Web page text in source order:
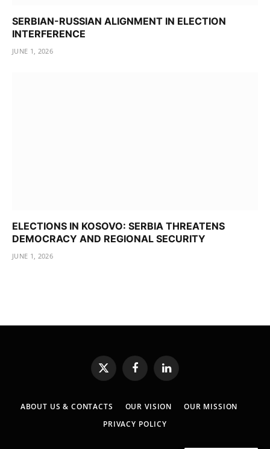
SERBIAN-RUSSIAN ALIGNMENT IN ELECTION
INTERFERENCE
JUNE 1, 2026
ELECTIONS IN KOSOVO: SERBIA THREATENS
DEMOCRACY AND REGIONAL SECURITY
JUNE 1, 2026
X
(Twitter)
FacebookLinkedIn
ABOUT US & CONTACTS OUR VISION
OUR MISSION
PRIVACY POLICY